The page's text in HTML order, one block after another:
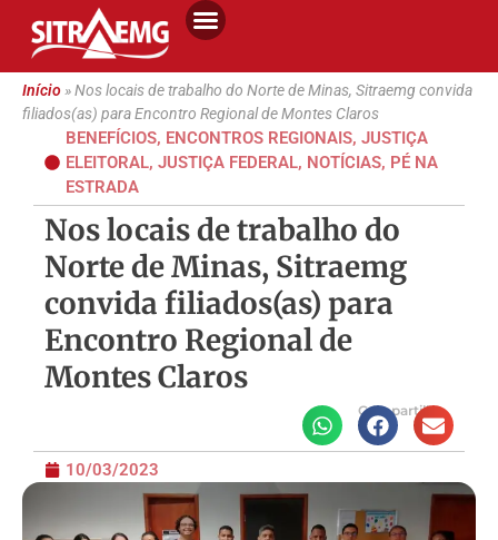
Início»Nos locais de trabalho do Norte de Minas, Sitraemg convida
filiados(as) para Encontro Regional de Montes Claros
BENEFÍCIOS, ENCONTROS REGIONAIS, JUSTIÇA
ELEITORAL, JUSTIÇA FEDERAL, NOTÍCIAS, PÉ NA
ESTRADA
Nos locais de trabalho do
Norte de Minas, Sitraemg
convida filiados(as) para
Encontro Regional de
Montes Claros
Compartilhe
10/03/2023